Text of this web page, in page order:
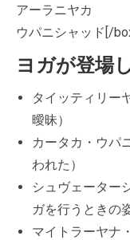
アーラニヤカ
ウパニシャッド[/
ヨガが登場
タイッティリー
曖昧）
カータカ・ウパ
われた）
シュヴェーター
ガを行うときの
マイトラーヤナ